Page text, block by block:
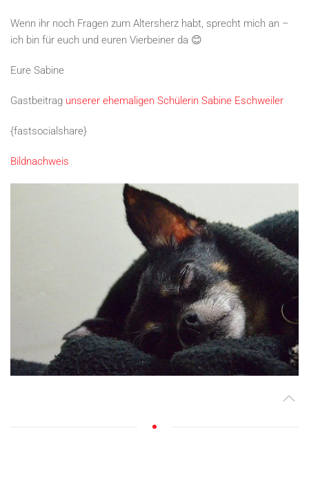
Wenn ihr noch Fragen zum Altersherz habt, sprecht mich an –
ich bin für euch und euren Vierbeiner da 😊
Eure Sabine
Gastbeitrag unserer ehemaligen Schülerin Sabine Eschweiler
{fastsocialshare}
Bildnachweis